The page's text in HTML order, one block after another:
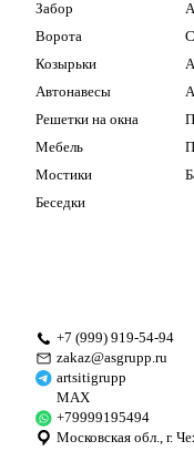
Забор
Ворота
Козырьки
Автонавесы
Решетки на окна
Мебель
Мостики
Беседки
+7 (999) 919-54-94
zakaz@asgrupp.ru
artsitigrupp
MAX
+79999195494
Московская обл., г.